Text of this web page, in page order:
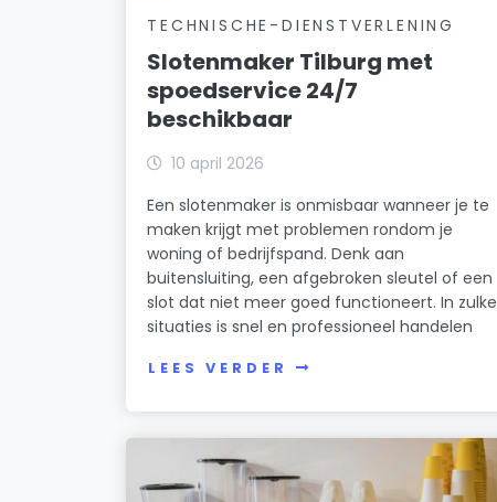
TECHNISCHE-DIENSTVERLENING
Slotenmaker Tilburg met
spoedservice 24/7
beschikbaar
10 april 2026
Een slotenmaker is onmisbaar wanneer je te
maken krijgt met problemen rondom je
woning of bedrijfspand. Denk aan
buitensluiting, een afgebroken sleutel of een
slot dat niet meer goed functioneert. In zulke
situaties is snel en professioneel handelen
LEES VERDER